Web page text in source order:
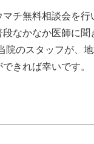
チ無料相談会を
なかなか医師に
のスタッフが、
できれば幸いです